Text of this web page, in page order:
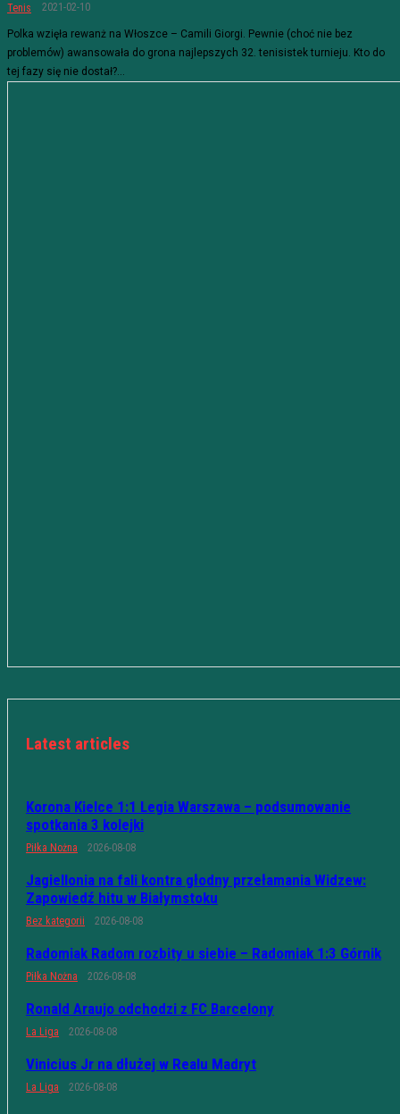
Tenis 2021-02-10
Polka wzięła rewanż na Włoszce – Camili Giorgi. Pewnie (choć nie bez
problemów) awansowała do grona najlepszych 32. tenisistek turnieju. Kto do
tej fazy się nie dostał?...
Latest articles
Korona Kielce 1:1 Legia Warszawa – podsumowanie
spotkania 3 kolejki
Piłka Nożna 2026-08-08
Jagiellonia na fali kontra głodny przełamania Widzew:
Zapowiedź hitu w Białymstoku
Bez kategorii 2026-08-08
Radomiak Radom rozbity u siebie – Radomiak 1:3 Górnik
Piłka Nożna 2026-08-08
Ronald Araujo odchodzi z FC Barcelony
La Liga 2026-08-08
Vinicius Jr na dłużej w Realu Madryt
La Liga 2026-08-08